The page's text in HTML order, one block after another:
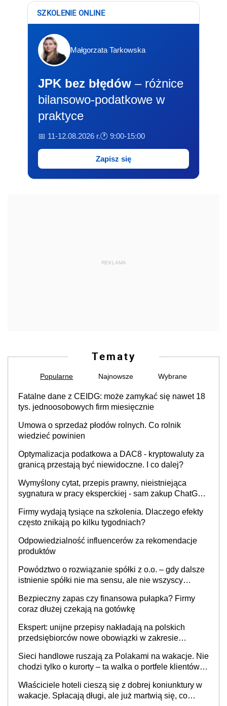
SZKOLENIE ONLINE
Małgorzata Tarkowska
JPK bez błędów – różnice
bilansowo-podatkowe w
praktyce
📅 11-12.08.2026 r.🕐 9:00-15:00
Zapisz się
REKLAMA
Tematy
Popularne Najnowsze Wybrane
Fatalne dane z CEIDG: może zamykać się nawet 18
tys. jednoosobowych firm miesięcznie
Umowa o sprzedaż płodów rolnych. Co rolnik
wiedzieć powinien
Optymalizacja podatkowa a DAC8 - kryptowaluty za
granicą przestają być niewidoczne. I co dalej?
Wymyślony cytat, przepis prawny, nieistniejąca
sygnatura w pracy eksperckiej - sam zakup ChatGPT
Firmy wydają tysiące na szkolenia. Dlaczego efekty
często znikają po kilku tygodniach?
Odpowiedzialność influencerów za rekomendacje
produktów
Powództwo o rozwiązanie spółki z o.o. – gdy dalsze
istnienie spółki nie ma sensu, ale nie wszyscy
Bezpieczny zapas czy finansowa pułapka? Firmy
coraz dłużej czekają na gotówkę
Ekspert: unijne przepisy nakładają na polskich
przedsiębiorców nowe obowiązki w zakresie
Sieci handlowe ruszają za Polakami na wakacje. Nie
chodzi tylko o kurorty – ta walka o portfele klientów
cichu
Właściciele hoteli cieszą się z dobrej koniunktury w
wakacje. Spłacają długi, ale już martwią się, co